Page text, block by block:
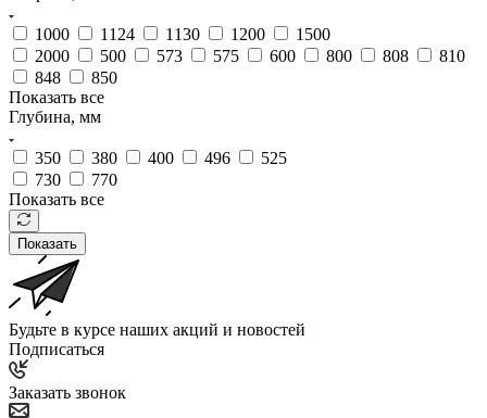
1000 1124 1130 1200
1500
2000
500 573 575 600 800 808
810
848
850
Показать все
Глубина, мм
350 380 400 496
525
730
770
Показать все
Показать
Будьте в курсе наших акций и новостей
Подписаться
Заказать звонок